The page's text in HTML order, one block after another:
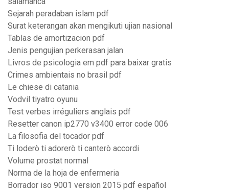
Sejarah peradaban islam pdf
Surat keterangan akan mengikuti ujian nasional
Tablas de amortizacion pdf
Jenis pengujian perkerasan jalan
Livros de psicologia em pdf para baixar gratis
Crimes ambientais no brasil pdf
Le chiese di catania
Vodvil tiyatro oyunu
Test verbes irréguliers anglais pdf
Resetter canon ip2770 v3400 error code 006
La filosofia del tocador pdf
Ti loderò ti adorerò ti canterò accordi
Volume prostat normal
Norma de la hoja de enfermeria
Borrador iso 9001 version 2015 pdf español